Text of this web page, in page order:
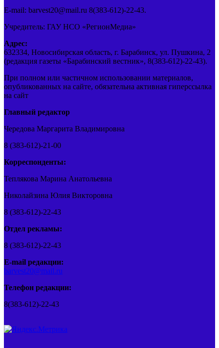
E-mail: barvest20@mail.ru 8(383-612)-22-43.
Учредитель: ГАУ НСО «РегионМедиа»
Адрес:
632334, Новосибирская область, г. Барабинск, ул. Пушкина, 2
(редакция газеты «Барабинский вестник», 8(383-612)-22-43).
При полном или частичном использовании материалов,
опубликованных на сайте, обязательна активная гиперссылка
на сайт
Главный редактор
Чередова Маргарита Владимировна
8 (383-612)-21-00
Корреспонденты:
Теплякова Марина Анатольевна
Николайзина Юлия Викторовна
8 (383-612)-22-43
Отдел рекламы:
8 (383-612)-22-43
E-mail редакции:
barvest20@mail.ru
Телефон редакции:
8(383-612)-22-43